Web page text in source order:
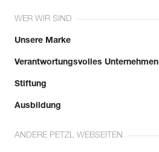
WER WIR SIND
Unsere Marke
Verantwortungsvolles Unternehmen
Stiftung
Ausbildung
ANDERE PETZL WEBSEITEN